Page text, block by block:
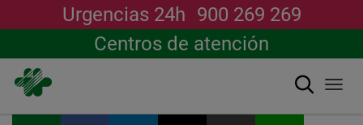
Urgencias 24h 900 269 269
Centros de atención
搜索